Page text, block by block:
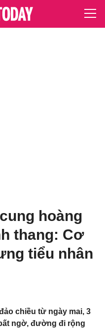
hoàng
thang: Cơ
tiểu nhân
chiều từ ngày mai, 3
ngờ, đường đi rộng